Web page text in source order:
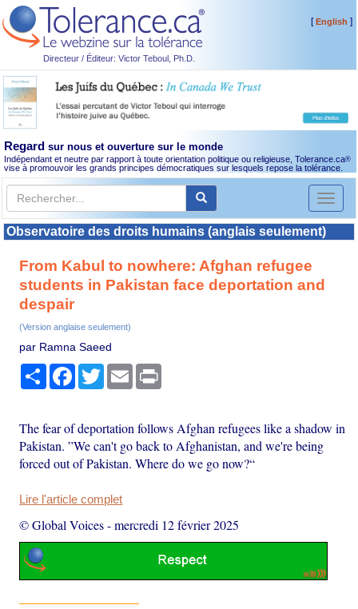
Directeur / Éditeur: Victor Teboul, Ph.D.
[English ]
Regard sur nous et ouverture sur le monde
Indépendant et neutre par rapport à toute orientation politique ou religieuse, Tolerance.ca®
vise à promouvoir les grands principes démocratiques sur lesquels repose la tolérance.
Toggle
Observatoire des droits humains (anglais seulement)
From Kabul to nowhere: Afghan refugee
students in Pakistan face deportation and
despair
(Version anglaise seulement)
par Ramna Saeed
PartagerFacebook
TwitterEmail
The fear of deportation follows Afghan refugees like a shadow in
Pakistan. ”We can't go back to Afghanistan, and we're being
forced out of Pakistan. Where do we go now?“
Lire l'article complet
© Global Voices-mercredi 12 février 2025